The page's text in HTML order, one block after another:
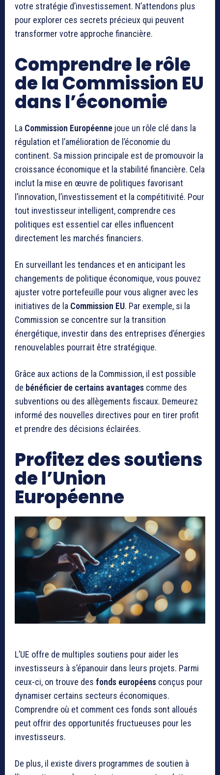
votre stratégie d’investissement. N’attendons plus
pour explorer ces secrets précieux qui peuvent
transformer votre approche financière.
Comprendre le rôle
de la Commission EU
dans l’économie
La Commission Européenne joue un rôle clé dans la
régulation et l’amélioration de l’économie du
continent. Sa mission principale est de promouvoir la
croissance économique et la stabilité financière. Cela
inclut la mise en œuvre de politiques favorisant
l’innovation, l’investissement et la compétitivité. Pour
tout investisseur intelligent, comprendre ces
politiques est essentiel car elles influencent
directement les marchés financiers.
En surveillant les tendances et en anticipant les
changements de politique économique, vous pouvez
ajuster votre portefeuille pour vous aligner avec les
initiatives de la Commission EU. Par exemple, si la
Commission se concentre sur la transition
énergétique, investir dans des entreprises d’énergies
renouvelables pourrait être stratégique.
Grâce aux actions de la Commission, il est possible
de bénéficier de certains avantages comme des
subventions ou des allègements fiscaux. Demeurez
informé des nouvelles directives pour en tirer profit
et prendre des décisions éclairées.
Profitez des soutiens
de l’Union
Européenne
L’UE offre de multiples soutiens pour aider les
investisseurs à s’épanouir dans leurs projets. Parmi
ceux-ci, on trouve des fonds européens conçus pour
dynamiser certains secteurs économiques.
Comprendre où et comment ces fonds sont alloués
peut offrir des opportunités fructueuses pour les
investisseurs.
De plus, il existe divers programmes de soutien à